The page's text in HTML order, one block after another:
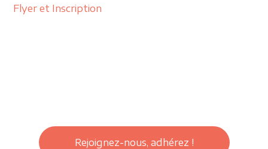
Flyer et Inscription
Rejoignez-nous, adhérez !